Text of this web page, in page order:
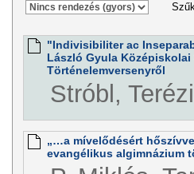
"Indivisibiliter ac
László Gyula Középiskolai
Történelemversenyről
Stróbl,
„…a mívelődésért
evangélikus algimnázium